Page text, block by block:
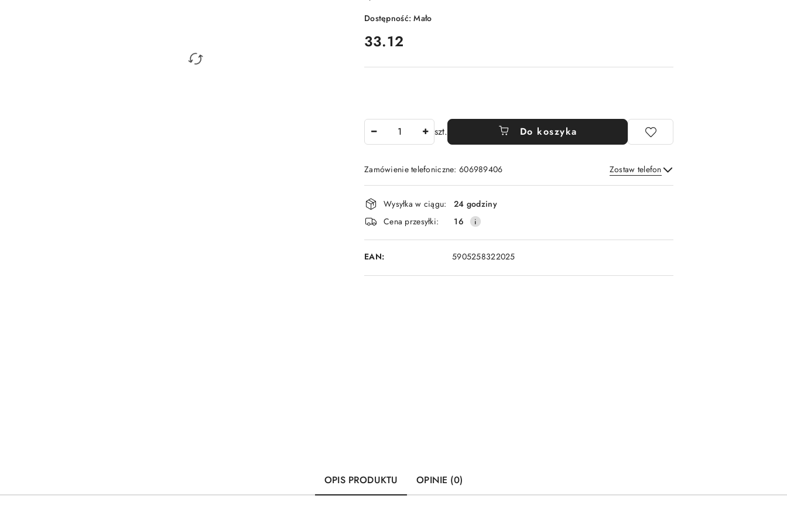
Dostępność:Mało
cena:
33.12
szt. Do koszyka
Zamówienie telefoniczne: 606989406 Zostaw telefon
Wyślij
Dostępność
i
dostawa
Wysyłka w ciągu:
24 godziny
Cena przesyłki:
16
EAN: 5905258322025
OPIS PRODUKTU OPINIE (0)